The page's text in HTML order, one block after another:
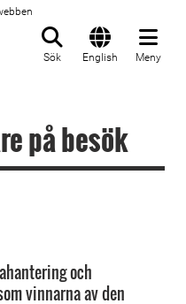
Sök English Meny
på besök
och
vinnarna av den